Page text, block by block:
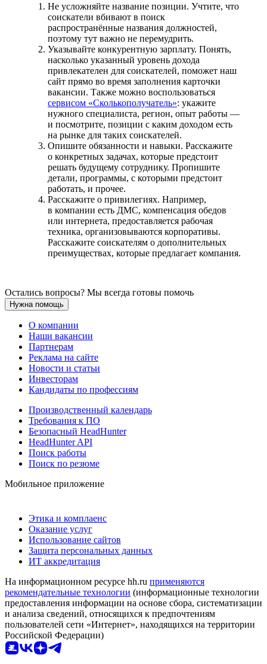
Не усложняйте название позиции. Учтите, что
соискатели вбивают в поиск
распространённые названия должностей,
поэтому тут важно не перемудрить.
Указывайте конкурентную зарплату. Понять,
насколько указанный уровень дохода
привлекателен для соискателей, поможет наш
сайт прямо во время заполнения карточки
вакансии. Также можно воспользоваться
сервисом «Сколькополучатель»: укажите
нужного специалиста, регион, опыт работы —
и посмотрите, позиции с каким доходом есть
на рынке для таких соискателей.
Опишите обязанности и навыки. Расскажите
о конкретных задачах, которые предстоит
решать будущему сотруднику. Пропишите
детали, программы, с которыми предстоит
работать, и прочее.
Расскажите о привилегиях. Например,
в компании есть ДМС, компенсация обедов
или интернета, предоставляется рабочая
техника, организовываются корпоративы.
Расскажите соискателям о дополнительных
преимуществах, которые предлагает компания.
Остались вопросы? Мы всегда готовы помочь
Нужна помощь
О компании
Наши вакансии
Партнерам
Реклама на сайте
Новости и статьи
Инвесторам
Кандидаты по профессиям
Производственный календарь
Требования к ПО
Безопасный HeadHunter
HeadHunter API
Поиск работы
Поиск по резюме
Мобильное приложение
Этика и комплаенс
Оказание услуг
Использование сайтов
Защита персональных данных
ИТ аккредитация
На информационном ресурсе hh.ru применяются
рекомендательные технологии (информационные технологии
предоставления информации на основе сбора, систематизации
и анализа сведений, относящихся к предпочтениям
пользователей сети «Интернет», находящихся на территории
Российской Федерации)